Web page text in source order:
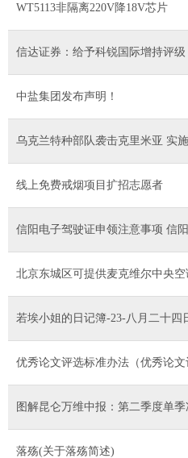
WT5113非隔离220V降18V芯片
信达证券：给予科锐国际增持评级
中盐集团发布声明！
乌克兰特种部队袭击克里米亚 实
线上免费戒烟项目扩招志愿者
信阳电子驾驶证申领注意事项 信
北京东城区可提供麦克维尔中央
若埃小姐的日记簿-23-八月二十四
优秀论文评选标准办法（优秀论文
图解昆仑万维中报：第二季度单
落殇(关于落殇简述)